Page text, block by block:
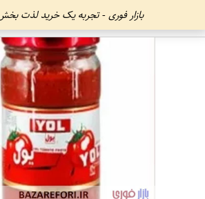
بازار فوری - تجربه یک خرید لذت